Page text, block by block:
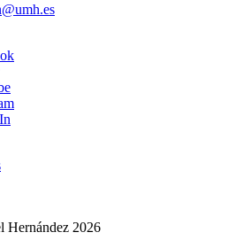
2026